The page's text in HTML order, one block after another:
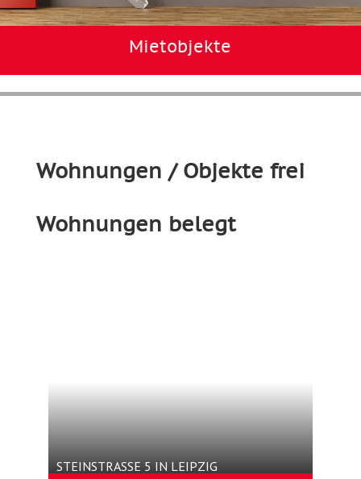
Mietobjekte
Wohnungen / Objekte frei
Wohnungen belegt
STEINSTRASSE 5 IN LEIPZIG